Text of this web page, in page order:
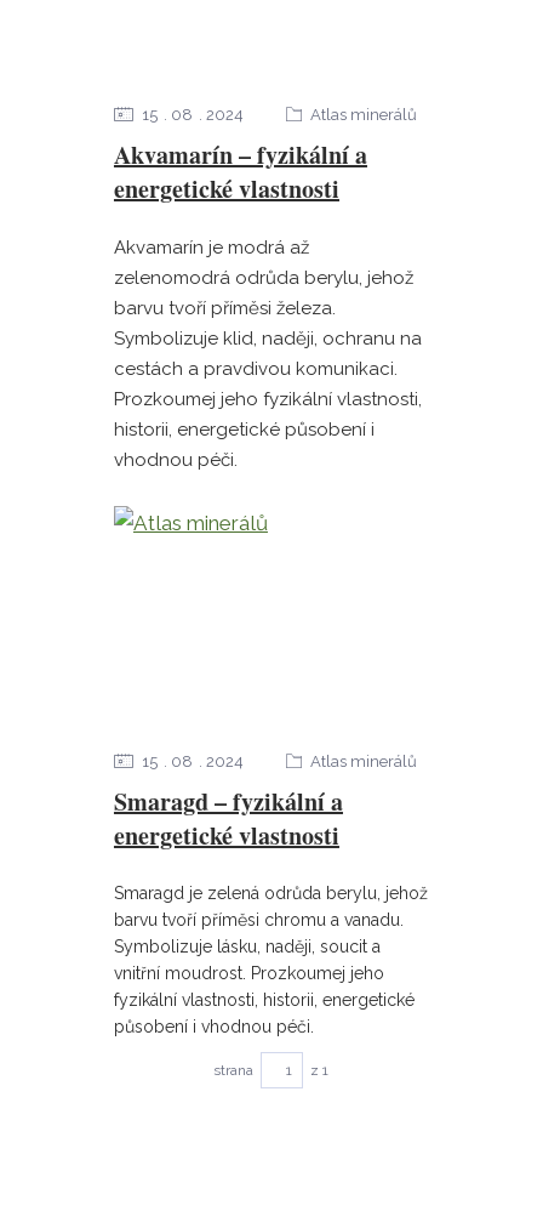
Akvamarín – fyzikální a
energetické vlastnosti
15 08 2024 Atlas minerálů
Akvamarín je modrá až
zelenomodrá odrůda berylu, jehož
barvu tvoří příměsi železa.
Symbolizuje klid, naději, ochranu na
cestách a pravdivou komunikaci.
Prozkoumej jeho fyzikální vlastnosti,
historii, energetické působení i
vhodnou péči.
Smaragd – fyzikální a
energetické vlastnosti
15 08 2024 Atlas minerálů
Smaragd je zelená odrůda berylu, jehož
barvu tvoří příměsi chromu a vanadu.
Symbolizuje lásku, naději, soucit a
vnitřní moudrost. Prozkoumej jeho
fyzikální vlastnosti, historii, energetické
působení i vhodnou péči.
strana z 1